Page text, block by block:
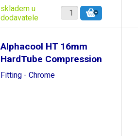
skladem u
dodavatele
Alphacool HT 16mm
HardTube Compression
Fitting - Chrome